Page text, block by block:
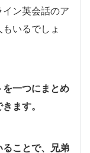
ン英会話のア
いるでしょ
一つにまとめ
ます。
ことで、兄弟